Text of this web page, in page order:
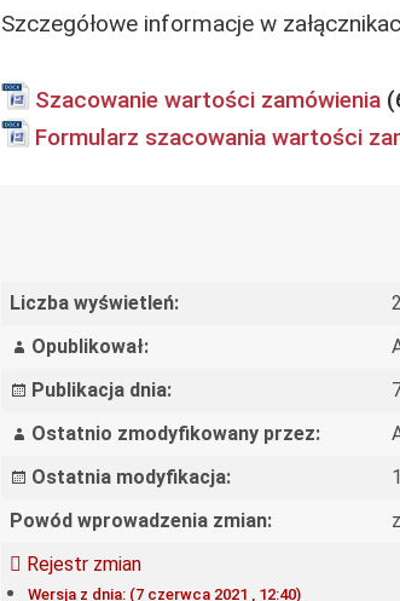
Szczegółowe informacje w
Szacowanie wartości zamówienia
Formularz szacowania wartości
Liczba wyświetleń:
Opublikował:
Publikacja dnia:
Ostatnio zmodyfikowany przez:
Ostatnia modyfikacja:
Powód wprowadzenia zmian:
Rejestr zmian
Wersja z dnia: (7 czerwca 2021 , 12:40)